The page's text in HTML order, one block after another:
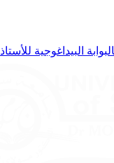
البوابة البيداغوجية للأستاذ